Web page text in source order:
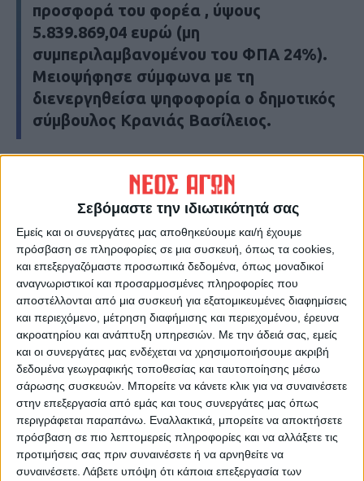
Σεβόμαστε την ιδιωτικότητά σας
Εμείς και οι συνεργάτες μας αποθηκεύουμε και/ή έχουμε
πρόσβαση σε πληροφορίες σε μια συσκευή, όπως τα cookies,
και επεξεργαζόμαστε προσωπικά δεδομένα, όπως μοναδικοί
αναγνωριστικοί και προσαρμοσμένες πληροφορίες που
αποστέλλονται από μια συσκευή για εξατομικευμένες διαφημίσεις
και περιεχόμενο, μέτρηση διαφήμισης και περιεχομένου, έρευνα
ακροατηρίου και ανάπτυξη υπηρεσιών. Με την άδειά σας, εμείς
και οι συνεργάτες μας ενδέχεται να χρησιμοποιήσουμε ακριβή
δεδομένα γεωγραφικής τοποθεσίας και ταυτοποίησης μέσω
σάρωσης συσκευών. Μπορείτε να κάνετε κλικ για να συναινέσετε
στην επεξεργασία από εμάς και τους συνεργάτες μας όπως
περιγράφεται παραπάνω. Εναλλακτικά, μπορείτε να αποκτήσετε
πρόσβαση σε πιο λεπτομερείς πληροφορίες και να αλλάξετε τις
προτιμήσεις σας πριν συναινέσετε ή να αρνηθείτε να
συναινέσετε. Λάβετε υπόψη ότι κάποια επεξεργασία των
προσφορά του φορέα , ύψους
5.839.869,04 ευρώ (μη
συμπεριλαμβανομένου του ΦΠΑ 24%).
Μειοψήφησε σύμφωνα με τη
διενεργηθείσα ψηφοφορία ο δημοτικός
σύμβουλος Κρανιάς Βασίλειος.
Τελευταίες Ειδήσεις Σήμερα
Ακολούθησε την εφημερίδα ΝΕΟΣ
ΑΓΩΝ στο Google News!
Όλες οι εξελίξεις στην περιοχή της
Καρδίτσας και ευρύτερα της Θεσσαλίας
ΠΡΟΗΓΟΥΜΕΝΟ ΑΡΘΡΟ
Διάθεση 1 εκ. ευρώ για την
αποκατάσταση οδικών
τμημάτων στην Π.Ε
Καρδίτσας από την
Περιφέρεια
ΕΠΟΜΕΝΟ ΑΡΘΡΟ
Αρχίζει η πληρωμή των
προκαταβολών
αποζημίωσης για τον «Ιανό»
στις αγροτικές
εκμεταλλεύσεις του Ν.